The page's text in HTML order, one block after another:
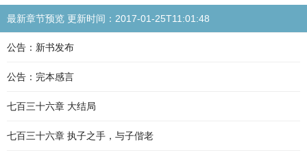
最新章节预览 更新时间：2017-01-25T11:01:48
公告：新书发布
公告：完本感言
七百三十六章 大结局
七百三十六章 执子之手，与子偕老